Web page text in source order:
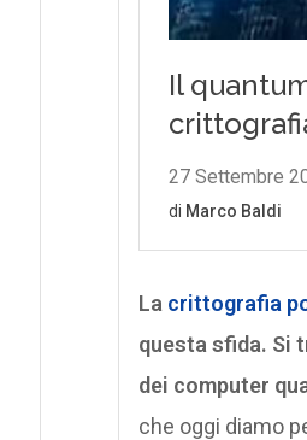
La crittografia
questa sfida. Si
dei computer
che oggi diamo